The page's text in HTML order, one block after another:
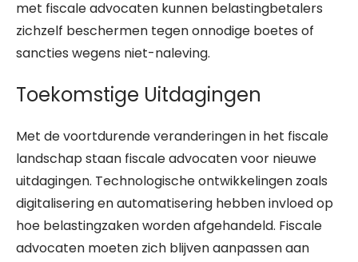
met fiscale advocaten kunnen belastingbetalers
zichzelf beschermen tegen onnodige boetes of
sancties wegens niet-naleving.
Toekomstige Uitdagingen
Met de voortdurende veranderingen in het fiscale
landschap staan fiscale advocaten voor nieuwe
uitdagingen. Technologische ontwikkelingen zoals
digitalisering en automatisering hebben invloed op
hoe belastingzaken worden afgehandeld. Fiscale
advocaten moeten zich blijven aanpassen aan